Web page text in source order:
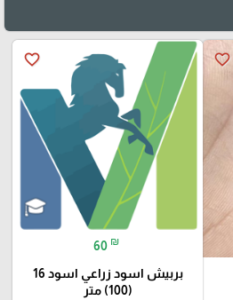
favorite_border
favorite_border
60 ₪
بربيش اسود زراعي اسود 16
(100) متر